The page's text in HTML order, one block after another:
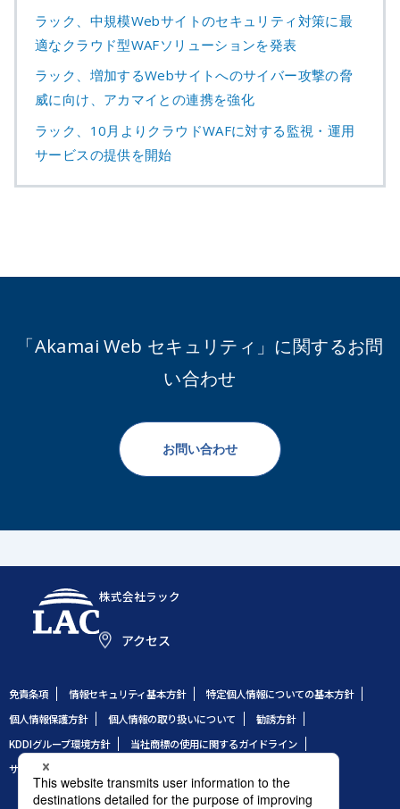
ラック、中規模Webサイトのセキュリティ対策に最
適なクラウド型WAFソリューションを発表
ラック、増加するWebサイトへのサイバー攻撃の脅
威に向け、アカマイとの連携を強化
ラック、10月よりクラウドWAFに対する監視・運用
サービスの提供を開始
「Akamai Web セキュリティ」に関するお問
い合わせ
お問い合わせ
株式会社ラック
アクセス
免責条項 情報セキュリティ基本方針
特定個人情報についての基本方針
個人情報保護方針
個人情報の取り扱いについて
勧誘方針
KDDIグループ環境方針
当社商標の使用に関するガイドライン
サイトのご利用条件